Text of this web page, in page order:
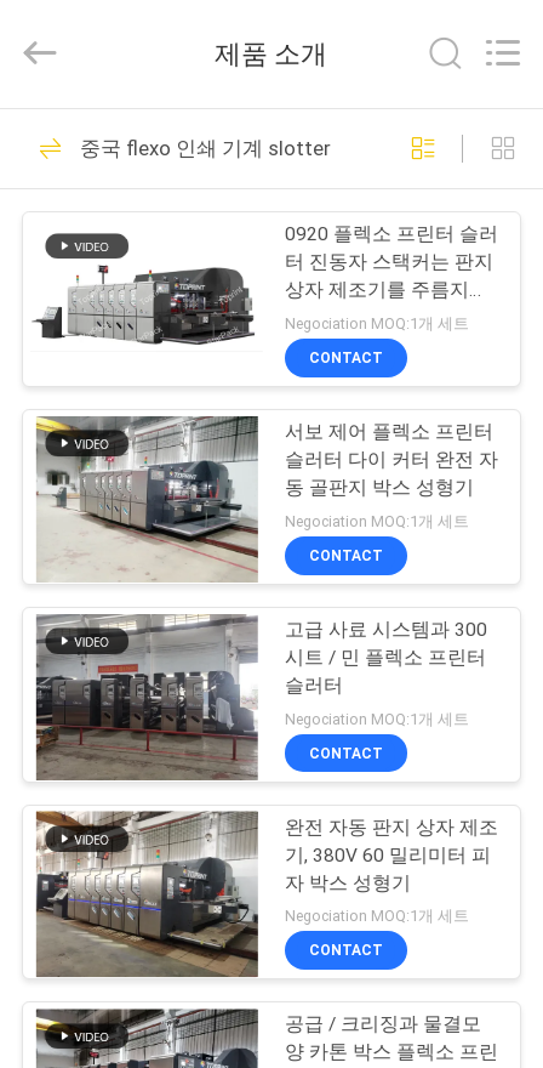
제
영
리
여
행
Guangdong
Toprint
Reserved.
flexo 폴더 gluer
16
자동적인 폴더 gluer
12
박스 중첩기 접착기
기계
11
flexo 인쇄 기계
slotter
제품 소개
중국 flexo 인쇄 기계 slotter
0920 플렉소 프린터 슬러
터 진동자 스택커는 판지
상자 제조기를 주름지게
했습니다
Negociation MOQ:1개 세트
CONTACT
서보 제어 플렉소 프린터
슬러터 다이 커터 완전 자
동 골판지 박스 성형기
Negociation MOQ:1개 세트
CONTACT
고급 사료 시스템과 300
시트 / 민 플렉소 프린터
슬러터
Negociation MOQ:1개 세트
CONTACT
완전 자동 판지 상자 제조
기, 380V 60 밀리미터 피
자 박스 성형기
Negociation MOQ:1개 세트
CONTACT
공급 / 크리징과 물결모
양 카톤 박스 플렉소 프린